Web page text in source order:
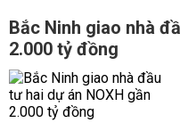
Cúng cúng ông công
Trước khi đọc văn khấn
cần phải tắm rửa sạch
lịch sự, để diễn tả sự
quan thần.
Bắc Ninh giao nhà
2.000 tỷ đồng